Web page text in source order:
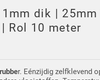
dik | 25mm
Rol 10 meter
r. Eénzijdig zelfklevend